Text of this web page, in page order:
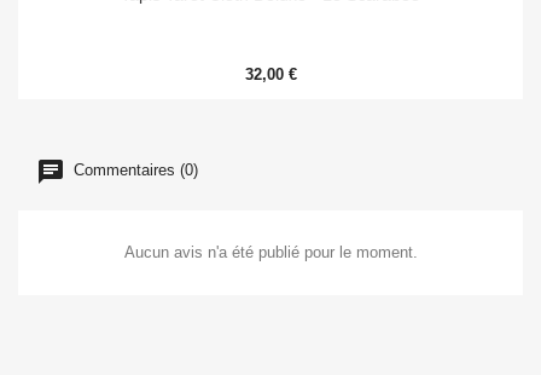
32,00 €
Commentaires (0)
Aucun avis n'a été publié pour le moment.